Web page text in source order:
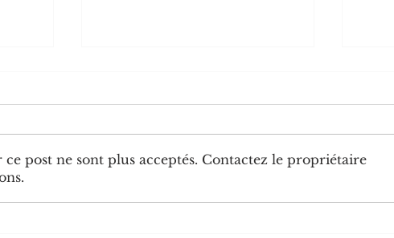
Chine-Congo: la diplomatie
Le
post ne sont plus acceptés. Contactez le propriétaire